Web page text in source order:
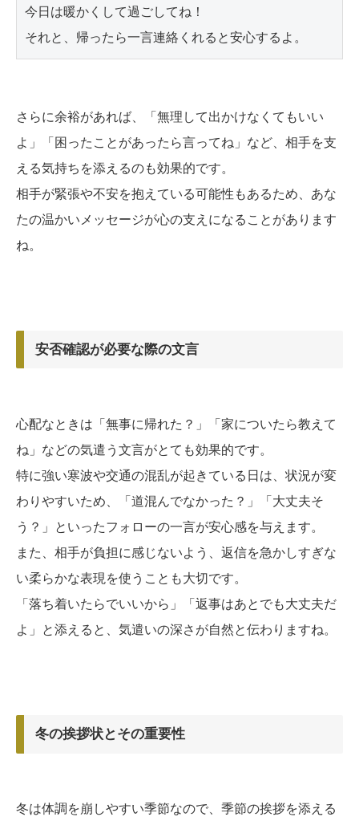
今日は暖かくして過ごしてね！
さらに余裕があれば、「無理して出かけなくてもいい
よ」「困ったことがあったら言ってね」など、相手を支
える気持ちを添えるのも効果的です。
相手が緊張や不安を抱えている可能性もあるため、あな
たの温かいメッセージが心の支えになることがあります
ね。
安否確認が必要な際の文言
心配なときは「無事に帰れた？」「家についたら教えて
ね」などの気遣う文言がとても効果的です。
特に強い寒波や交通の混乱が起きている日は、状況が変
わりやすいため、「道混んでなかった？」「大丈夫そ
う？」といったフォローの一言が安心感を与えます。
また、相手が負担に感じないよう、返信を急かしすぎな
い柔らかな表現を使うことも大切です。
「落ち着いたらでいいから」「返事はあとでも大丈夫だ
よ」と添えると、気遣いの深さが自然と伝わりますね。
冬の挨拶状とその重要性
冬は体調を崩しやすい季節なので、季節の挨拶を添える